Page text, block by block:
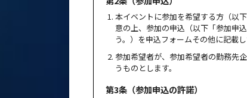
本イベントに参加を希望する方（以
意の上、参加の申込（以下「参加申
う。）を申込フォームその他に記載
参加希望者が、参加希望者の勤務先
うものとします。
第3条（参加申込の許諾）